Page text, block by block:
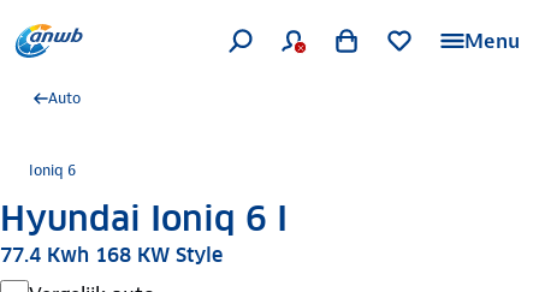
Menu
Auto
Ioniq 6
Hyundai Ioniq 6 I
77.4 Kwh 168 KW Style